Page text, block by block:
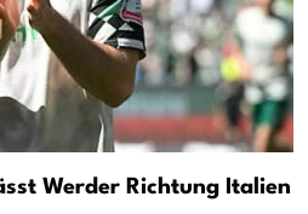
Werder Richtung Italien